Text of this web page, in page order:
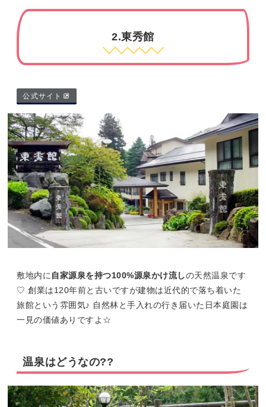
2.東秀館
公式サイト
敷地内に 自家源泉を持つ100%源泉かけ流しの天然温泉です
♡ 創業は120年前と古いですが建物は近代的で落ち着いた
旅館という雰囲気♪ 自然林と手入れの行き届いた日本庭園は
一見の価値ありですよ☆
温泉はどうなの??